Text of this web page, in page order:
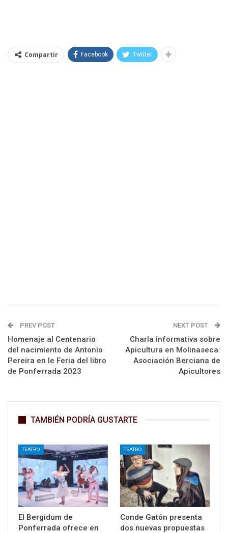
Compartir Facebook Twitter
PREV POST
Homenaje al Centenario
del nacimiento de Antonio
Pereira en le Feria del libro
de Ponferrada 2023
NEXT POST
Charla informativa sobre
Apicultura en Molinaseca:
Asociación Berciana de
Apicultores
TAMBIÉN PODRÍA GUSTARTE
TEATRO
El Bergidum de
Ponferrada ofrece en
TEATRO
Conde Gatón presenta
dos nuevas propuestas